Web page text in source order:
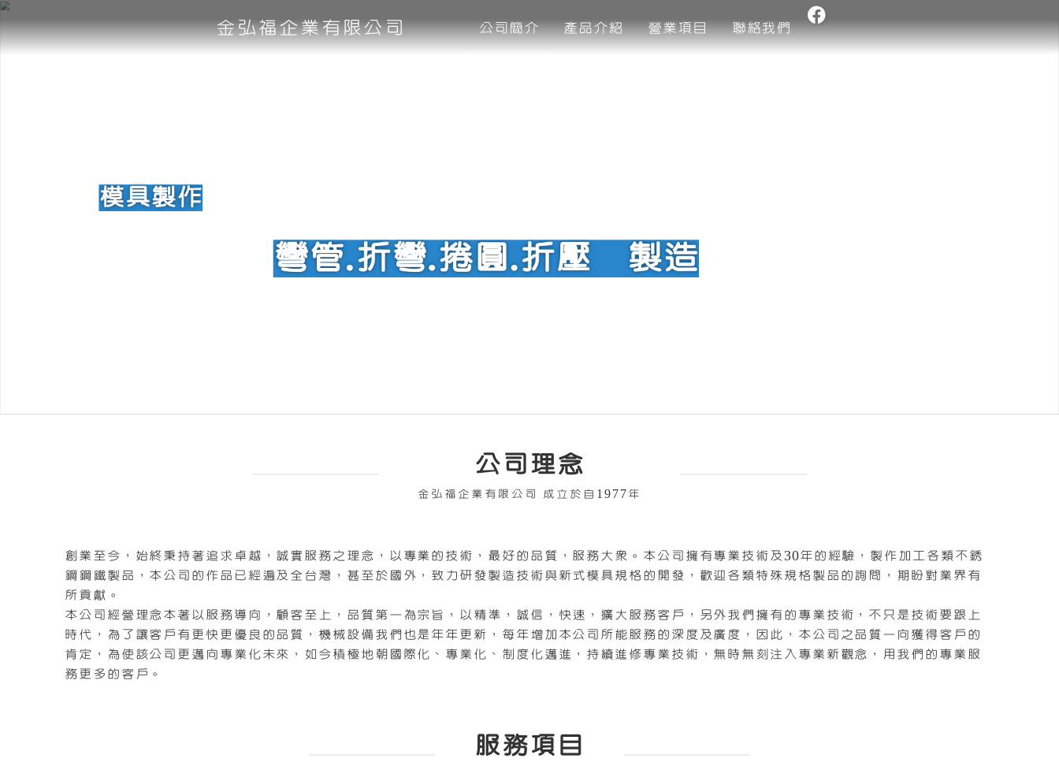
金弘福企業有限公司 公司簡介 產品介紹 營業項目 聯絡我們
模具製作
彎管.折彎.捲圓.折壓 製造
公司理念
金弘福企業有限公司 成立於自1977年
創業至今，始終秉持著追求卓越，誠實服務之理念，以專業的技術，最好的品質，服務大眾。本公司擁有專業技術及30年的經驗，製作加工各類不銹
鋼鋼鐵製品，本公司的作品已經遍及全台灣，甚至於國外，致力研發製造技術與新式模具規格的開發，歡迎各類特殊規格製品的詢問，期盼對業界有
所貢獻。
本公司經營理念本著以服務導向，顧客至上，品質第一為宗旨，以精準，誠信，快速，擴大服務客戶，另外我們擁有的專業技術，不只是技術要跟上
時代，為了讓客戶有更快更優良的品質，機械設備我們也是年年更新，每年增加本公司所能服務的深度及廣度，因此，本公司之品質一向獲得客戶的
肯定，為使該公司更邁向專業化未來，如今積極地朝國際化、專業化、制度化邁進，持續進修專業技術，無時無刻注入專業新觀念，用我們的專業服
務更多的客戶。
服務項目